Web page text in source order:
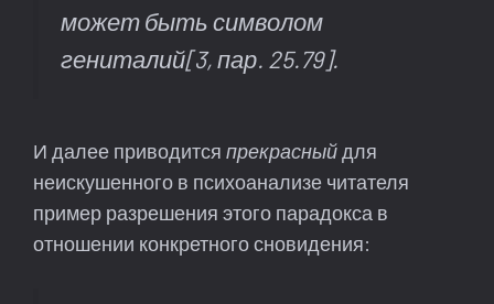
может быть символом
гениталий[3, пар. 25.79].
И далее приводится прекрасный для
неискушенного в психоанализе читателя
пример разрешения этого парадокса в
отношении конкретного сновидения: